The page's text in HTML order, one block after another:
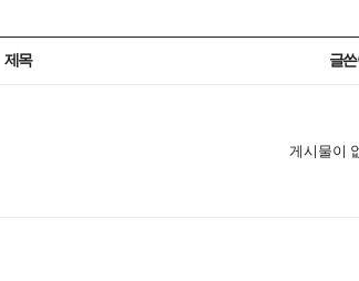
제목 글쓴
게시물이